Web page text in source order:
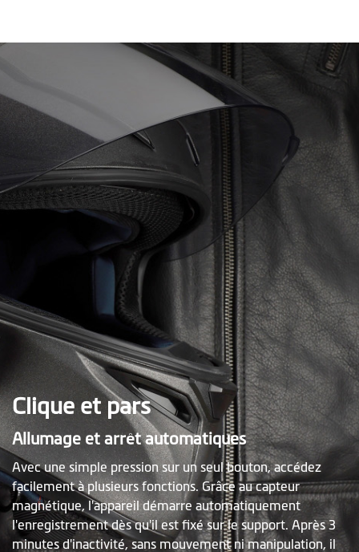
Clique et pars
Allumage et arrêt automatiques
Avec une simple pression sur un seul bouton, accédez
facilement à plusieurs fonctions. Grâce au capteur
magnétique, l'appareil démarre automatiquement
l'enregistrement dès qu'il est fixé sur le support. Après 3
minutes d'inactivité, sans mouvement ni manipulation, il